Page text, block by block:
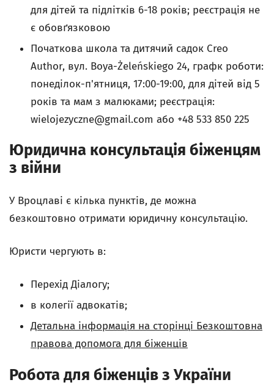
для дітей та підлітків 6-18 років; реєстрація не
є обовґязковою
Початкова школа та дитячий садок Creo
Author, вул. Boya-Żeleńskiego 24, графк роботи:
понеділок-п'ятниця, 17:00-19:00, для дітей від 5
років та мам з малюками; реєстрація:
wielojezyczne@gmail.com або +48 533 850 225
Юридична консультація біженцям
з війни
У Вроцлаві є кілька пунктів, де можна
безкоштовно отримати юридичну консультацію.
Юристи чергують в:
Перехід Діалогу;
в колегії адвокатів;
Детальна інформація на сторінці Безкоштовна
правова допомога для біженців
Робота для біженців з України